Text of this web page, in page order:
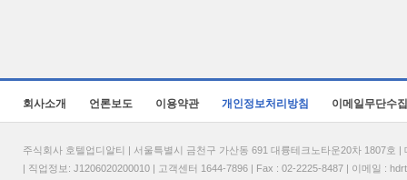
회사소개 언론보도 이용약관 개인정보처리방침 이메일무단수
주식회사 호텔업디알티 | 서울특별시 금천구 가산동 691 대륭테크노타운20차 1807
| 직업정보: J1206020200010 | 고객센터 1644-7896 | Fax : 02-2225-8487 | 이메일 :